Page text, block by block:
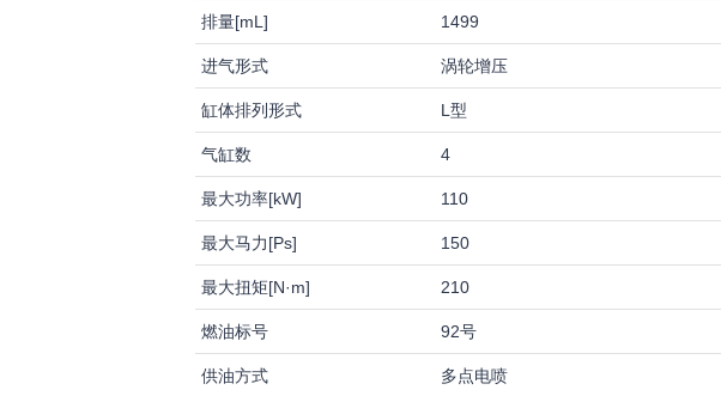
排量[mL] 1499
进气形式 涡轮增压
缸体排列形式 L型
气缸数 4
最大功率[kW] 110
最大马力[Ps] 150
最大扭矩[N·m] 210
燃油标号 92号
供油方式 多点电喷